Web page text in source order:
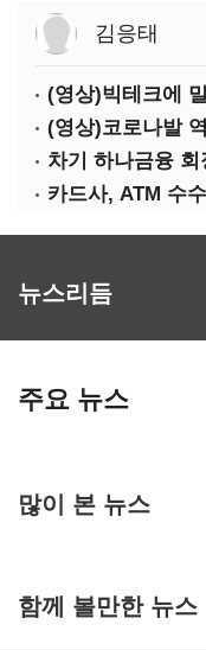
김응태
(영상)코로나발
차기 하나금융
카드사, ATM 수
뉴스리듬
주요 뉴스
많이 본 뉴스
함께 볼만한 뉴스